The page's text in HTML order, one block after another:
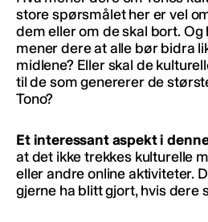
store spørsmålet her er vel
dem eller om de skal bort. Og
mener dere at alle bør bidra
midlene? Eller skal de
til de som genererer de
Tono?
Et interessant aspekt i
at det ikke trekkes kulturelle
eller andre online aktiviteter.
gjerne ha blitt gjort, hvis dere